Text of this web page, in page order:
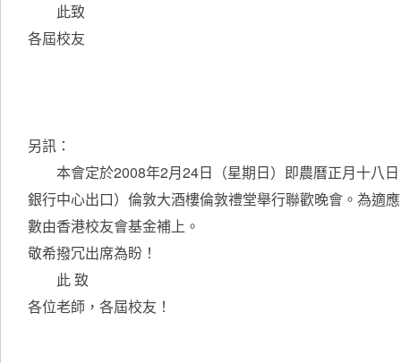
此致
各屆校友
另訊：
本會定於2008年2月24日（星期日）即農曆正月十八日
銀行中心出口）倫敦大酒樓倫敦禮堂舉行聯歡晚會。為適
數由香港校友會基金補上。
敬希撥冗出席為盼！
此 致
各位老師，各屆校友！